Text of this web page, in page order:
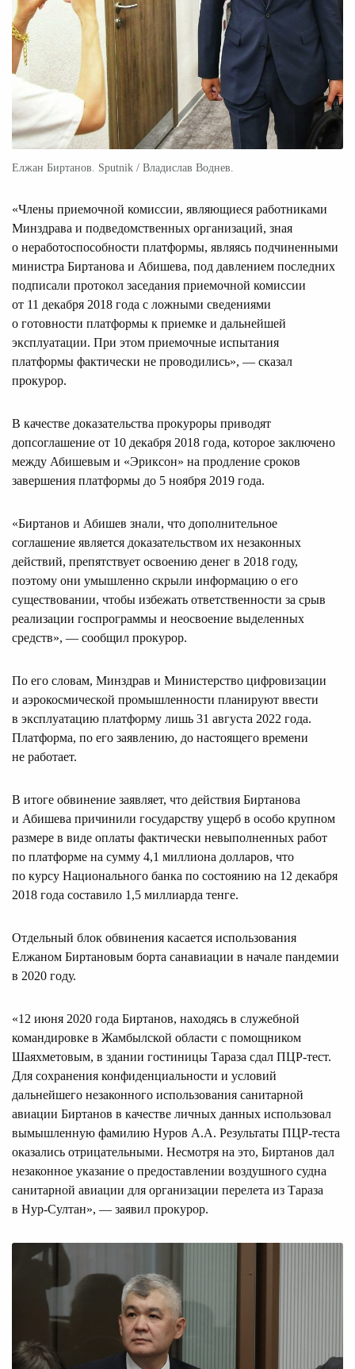
Елжан Биртанов. Sputnik / Владислав Воднев.
«Члены приемочной комиссии, являющиеся работниками
Минздрава и подведомственных организаций, зная
о неработоспособности платформы, являясь подчиненными
министра Биртанова и Абишева, под давлением последних
подписали протокол заседания приемочной комиссии
от 11 декабря 2018 года с ложными сведениями
о готовности платформы к приемке и дальнейшей
эксплуатации. При этом приемочные испытания
платформы фактически не проводились», — сказал
прокурор.
В качестве доказательства прокуроры приводят
допсоглашение от 10 декабря 2018 года, которое заключено
между Абишевым и «Эриксон» на продление сроков
завершения платформы до 5 ноября 2019 года.
«Биртанов и Абишев знали, что дополнительное
соглашение является доказательством их незаконных
действий, препятствует освоению денег в 2018 году,
поэтому они умышленно скрыли информацию о его
существовании, чтобы избежать ответственности за срыв
реализации госпрограммы и неосвоение выделенных
средств», — сообщил прокурор.
По его словам, Минздрав и Министерство цифровизации
и аэрокосмической промышленности планируют ввести
в эксплуатацию платформу лишь 31 августа 2022 года.
Платформа, по его заявлению, до настоящего времени
не работает.
В итоге обвинение заявляет, что действия Биртанова
и Абишева причинили государству ущерб в особо крупном
размере в виде оплаты фактически невыполненных работ
по платформе на сумму 4,1 миллиона долларов, что
по курсу Национального банка по состоянию на 12 декабря
2018 года составило 1,5 миллиарда тенге.
Отдельный блок обвинения касается использования
Елжаном Биртановым борта санавиации в начале пандемии
в 2020 году.
«12 июня 2020 года Биртанов, находясь в служебной
командировке в Жамбылской области с помощником
Шаяхметовым, в здании гостиницы Тараза сдал ПЦР-тест.
Для сохранения конфиденциальности и условий
дальнейшего незаконного использования санитарной
авиации Биртанов в качестве личных данных использовал
вымышленную фамилию Нуров А.А. Результаты ПЦР-теста
оказались отрицательными. Несмотря на это, Биртанов дал
незаконное указание о предоставлении воздушного судна
санитарной авиации для организации перелета из Тараза
в Нур-Султан», — заявил прокурор.